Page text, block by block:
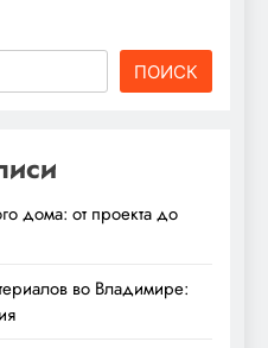
ПОИСК
дома: от проекта до
во Владимире: